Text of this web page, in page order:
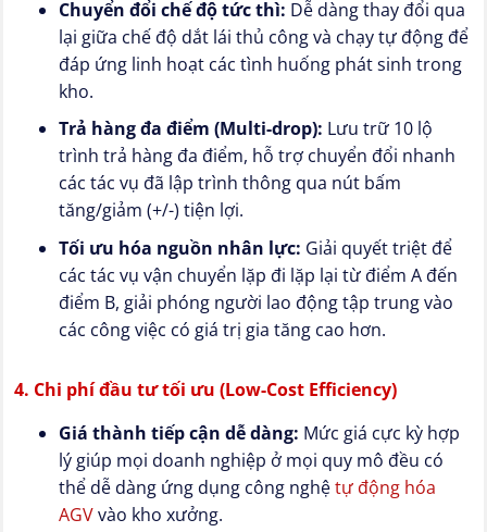
Chuyển đổi chế độ tức thì: Dễ dàng thay đổi qua
lại giữa chế độ dắt lái thủ công và chạy tự động để
đáp ứng linh hoạt các tình huống phát sinh trong
kho.
Trả hàng đa điểm (Multi-drop): Lưu trữ 10 lộ
trình trả hàng đa điểm, hỗ trợ chuyển đổi nhanh
các tác vụ đã lập trình thông qua nút bấm
tăng/giảm (+/-) tiện lợi.
Tối ưu hóa nguồn nhân lực: Giải quyết triệt để
các tác vụ vận chuyển lặp đi lặp lại từ điểm A đến
điểm B, giải phóng người lao động tập trung vào
các công việc có giá trị gia tăng cao hơn.
4. Chi phí đầu tư tối ưu (Low-Cost Efficiency)
Giá thành tiếp cận dễ dàng: Mức giá cực kỳ hợp
lý giúp mọi doanh nghiệp ở mọi quy mô đều có
thể dễ dàng ứng dụng công nghệtự động hóa
AGVvào kho xưởng.